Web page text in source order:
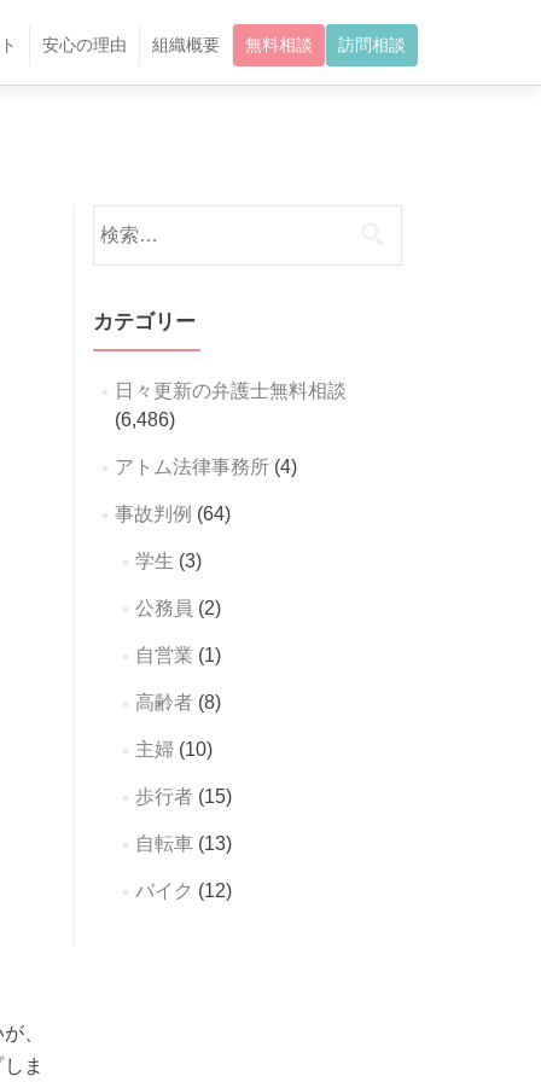
安心の理由 組織概要 無料相談 訪問相談
、
ま
索:
カテゴリー
日々更新の弁護士無料相談
(6,486)
アトム法律事務所(4)
事故判例 (64)
学生 (3)
公務員 (2)
自営業 (1)
高齢者(8)
主婦(10)
歩行者(15)
自転車(13)
バイク (12)